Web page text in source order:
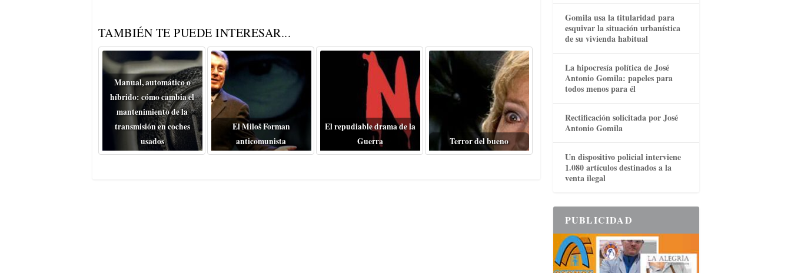
TAMBIÉN TE PUEDE INTERESAR...
Manual, automático o
híbrido: cómo cambia el
mantenimiento de la
transmisión en coches
usados
El Miloš Forman
anticomunista
El repudiable drama de la
Guerra
Terror del bueno
Gomila usa la titularidad para
esquivar la situación urbanística
de su vivienda habitual
La hipocresía política de José
Antonio Gomila: papeles para
todos menos para él
Rectificación solicitada por José
Antonio Gomila
Un dispositivo policial interviene
1.080 artículos destinados a la
venta ilegal
PUBLICIDAD